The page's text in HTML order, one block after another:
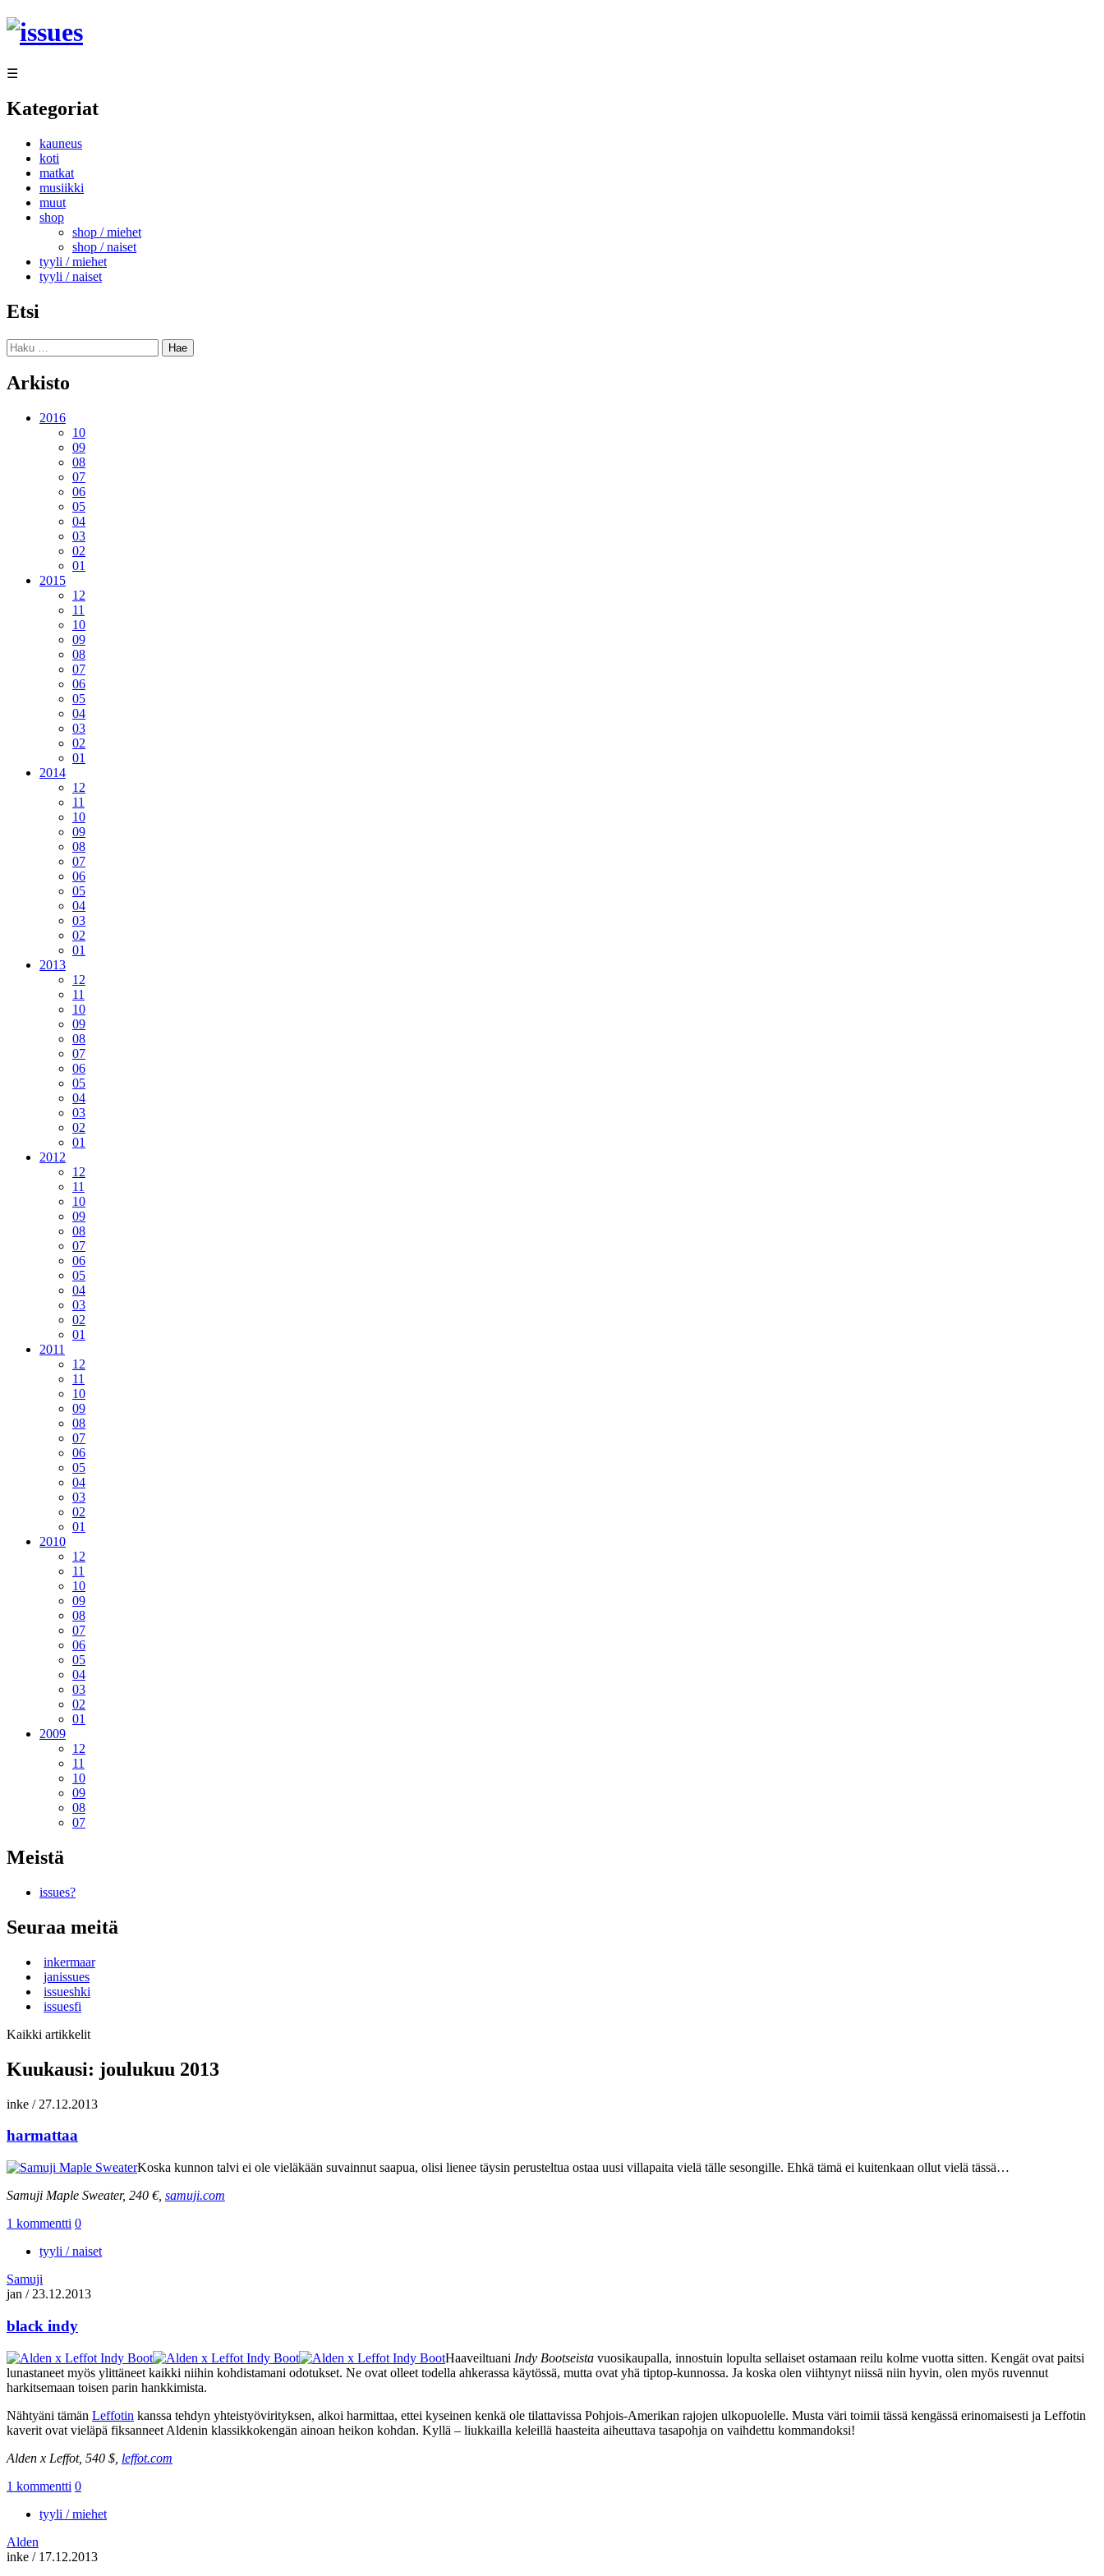
Siirry
sisältöön
☰
Kategoriat
kauneus
koti
matkat
musiikki
muut
shop
shop / miehet
shop / naiset
tyyli / miehet
tyyli / naiset
Etsi
Haku:
Arkisto
2016
10
09
08
07
06
05
04
03
02
01
2015
12
11
10
09
08
07
06
05
04
03
02
01
2014
12
11
10
09
08
07
06
05
04
03
02
01
2013
12
11
10
09
08
07
06
05
04
03
02
01
2012
12
11
10
09
08
07
06
05
04
03
02
01
2011
12
11
10
09
08
07
06
05
04
03
02
01
2010
12
11
10
09
08
07
06
05
04
03
02
01
2009
12
11
10
09
08
07
Meistä
issues?
Seuraa meitä
inkermaar
janissues
issueshki
issuesfi
Kaikki artikkelit
Kuukausi: joulukuu 2013
inke / 27.12.2013
harmattaa
Koska kunnon talvi ei ole vieläkään suvainnut saapua, olisi lienee täysin perusteltua ostaa uusi villapaita vielä tälle sesongille. Ehkä tämä ei kuitenkaan ollut vielä tässä…
Samuji Maple Sweater, 240 €, samuji.com
1 kommentti 0
tyyli / naiset
Samuji
jan / 23.12.2013
black indy
Haaveiltuani Indy Bootseista vuosikaupalla, innostuin lopulta sellaiset ostamaan reilu kolme vuotta sitten. Kengät ovat paitsi
lunastaneet myös ylittäneet kaikki niihin kohdistamani odotukset. Ne ovat olleet todella ahkerassa käytössä, mutta ovat yhä tiptop-kunnossa. Ja koska olen viihtynyt niissä niin hyvin, olen myös ruvennut
harkitsemaan toisen parin hankkimista.
Nähtyäni tämän Leffotin kanssa tehdyn yhteistyövirityksen, alkoi harmittaa, ettei kyseinen kenkä ole tilattavissa Pohjois-Amerikan rajojen ulkopuolelle. Musta väri toimii tässä kengässä erinomaisesti ja Leffotin
kaverit ovat vieläpä fiksanneet Aldenin klassikkokengän ainoan heikon kohdan. Kyllä – liukkailla keleillä haasteita aiheuttava tasapohja on vaihdettu kommandoksi!
Alden x Leffot, 540 $, leffot.com
1 kommentti 0
tyyli / miehet
Alden
inke / 17.12.2013